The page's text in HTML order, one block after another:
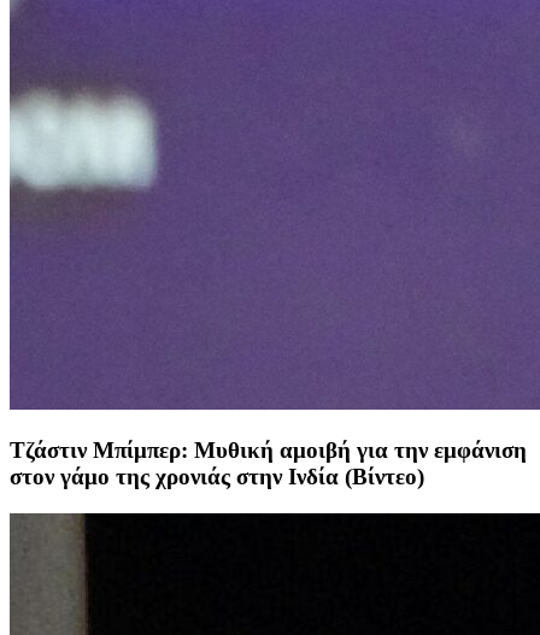
Τζάστιν Μπίμπερ: Μυθική αμοιβή για την εμφάνιση
στον γάμο της χρονιάς στην Ινδία (Βίντεο)